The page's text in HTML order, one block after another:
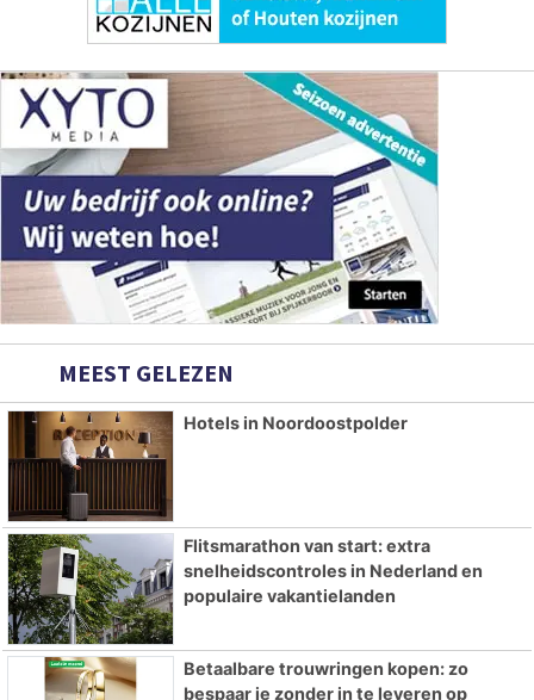
MEEST GELEZEN
Hotels in Noordoostpolder
Flitsmarathon van start: extra
snelheidscontroles in Nederland en
populaire vakantielanden
Betaalbare trouwringen kopen: zo
bespaar je zonder in te leveren op